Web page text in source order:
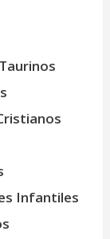
Infantiles